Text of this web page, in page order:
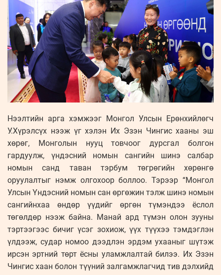
Нээлтийн арга хэмжээг Монгол Улсын Ерөнхийлөгч
У.Хүрэлсүх нээж үг хэлэн Их Эзэн Чингис хааны эш
хөрөг, Монголын нууц товчоог дурсгал болгон
гардуулж, үндэсний номын сангийн шинэ салбар
номын санд таван тэрбум төгрөгийн хөрөнгө
оруулалтыг нэмж олгохоор боллоо. Тэрээр “Монгол
Улсын Үндэсний номын сан өргөжин тэлж шинэ номын
сангийнхаа өндөр үүдийг өргөн түмэндээ ёслол
төгөлдөр нээж байна. Манай ард түмэн олон зууны
тэртээгээс бичиг үсэг зохиож, үүх түүхээ тэмдэглэн
үлдээж, судар номоо дээдлэн эрдэм ухааныг шүтэж
ирсэн эртний төрт ёсны уламжлалтай билээ. Их Эзэн
Чингис хаан болон түүний залгамжлагчид тив дэлхийд